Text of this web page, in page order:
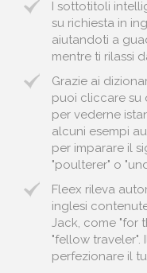
I sottotitoli
su richiesta in
aiutandoti a
mentre ti rilassi
Grazie ai
puoi cliccare su
per vederne
alcuni esempi
per imparare il
"poulterer" o
Fleex rileva
inglesi
Jack, come "for
"fellow
perfezionare il